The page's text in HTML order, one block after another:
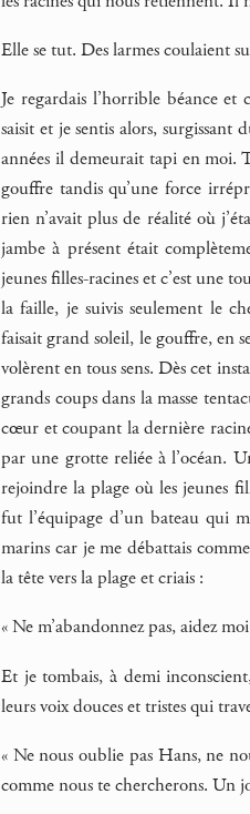
Elle se tut. Des larmes coulaient
Je regardais l’horrible béance
saisit et je sentis alors,
années il demeurait tapi en moi.
gouffre tandis qu’une force
rien n’avait plus de réalité où
jambe à présent était
jeunes filles-racines et c’est une
la faille, je suivis seulement le
faisait grand soleil, le gouffre, en
volèrent en tous sens. Dès cet
grands coups dans la masse
cœur et coupant la dernière
par une grotte reliée à l’océan.
rejoindre la plage où les jeunes
fut l’équipage d’un bateau qui
marins car je me débattais
la tête vers la plage et criais :
« Ne m’abandonnez pas, aidez
Et je tombais, à demi
leurs voix douces et tristes qui
« Ne nous oublie pas Hans, ne
comme nous te chercherons. Un